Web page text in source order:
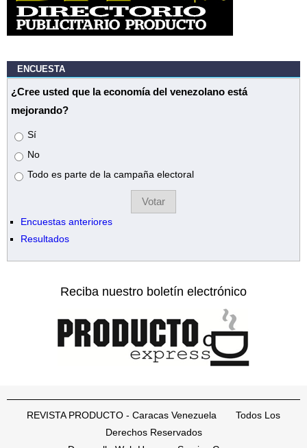
ENCUESTA
¿Cree usted que la economía del venezolano está
mejorando?
Opciones
Sí
No
Todo es parte de la campaña electoral
Encuestas anteriores
Resultados
Reciba nuestro boletín electrónico
REVISTA PRODUCTO - Caracas Venezuela Todos Los
Derechos Reservados